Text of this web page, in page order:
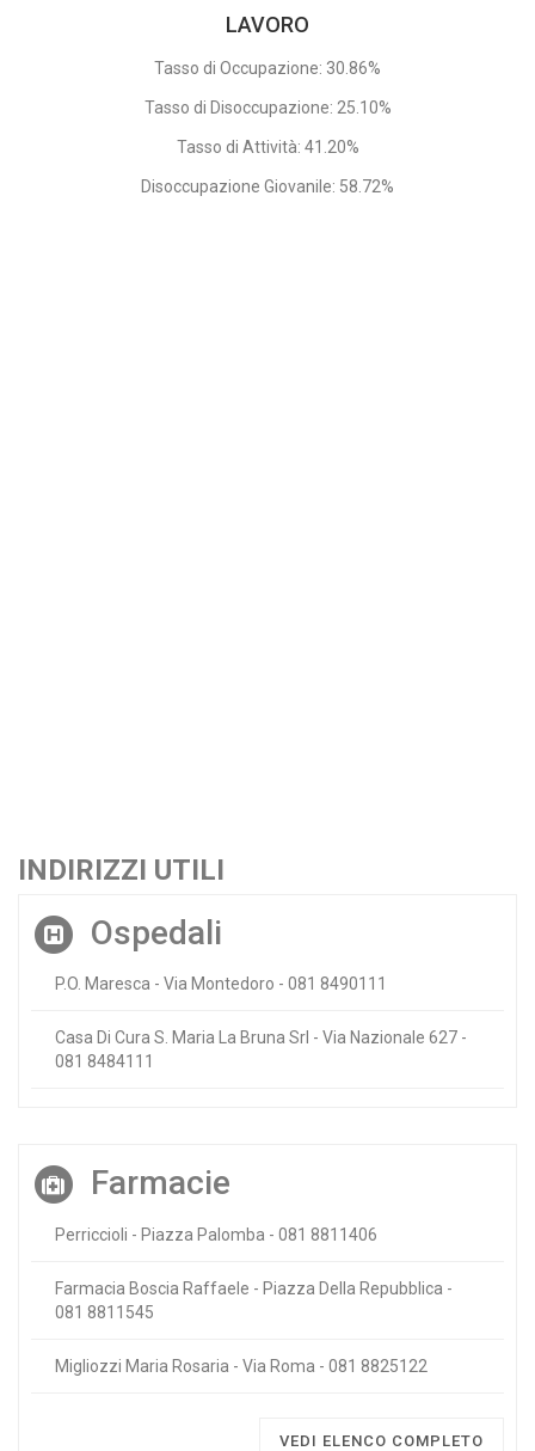
LAVORO
Tasso di Occupazione: 30.86%
Tasso di Disoccupazione: 25.10%
Tasso di Attività: 41.20%
Disoccupazione Giovanile: 58.72%
INDIRIZZI UTILI
Ospedali
P.O. Maresca - Via Montedoro - 081 8490111
Casa Di Cura S. Maria La Bruna Srl - Via Nazionale 627 -
081 8484111
Farmacie
Perriccioli - Piazza Palomba - 081 8811406
Farmacia Boscia Raffaele - Piazza Della Repubblica -
081 8811545
Migliozzi Maria Rosaria - Via Roma - 081 8825122
VEDI ELENCO COMPLETO